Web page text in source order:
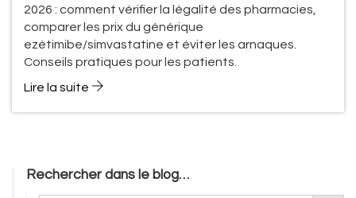
2026 : comment vérifier la légalité des pharmacies,
comparer les prix du générique
ezétimibe/simvastatine et éviter les arnaques.
Conseils pratiques pour les patients.
Lire la suite
Rechercher dans le blog…